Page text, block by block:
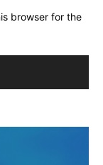
browser for the